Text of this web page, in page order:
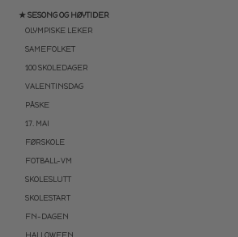
★ SESONG OG HØYTIDER
OLYMPISKE LEKER
SAMEFOLKET
100 SKOLEDAGER
VALENTINSDAG
PÅSKE
17. MAI
FØRSKOLE
FOTBALL-VM
SKOLESLUTT
SKOLESTART
FN-DAGEN
HALLOWEEN